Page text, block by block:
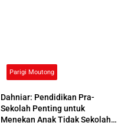
Parigi Moutong
Dahniar: Pendidikan Pra-
Sekolah Penting untuk
Menekan Anak Tidak Sekolah